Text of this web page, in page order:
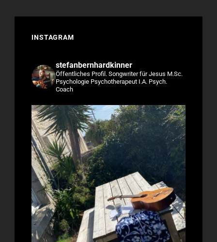
INSTAGRAM
stefanbernhardkinner
Öffentliches Profil. Songwriter für Jesus M.Sc.
Psychologie Psychotherapeut I.A. Psych.
Coach